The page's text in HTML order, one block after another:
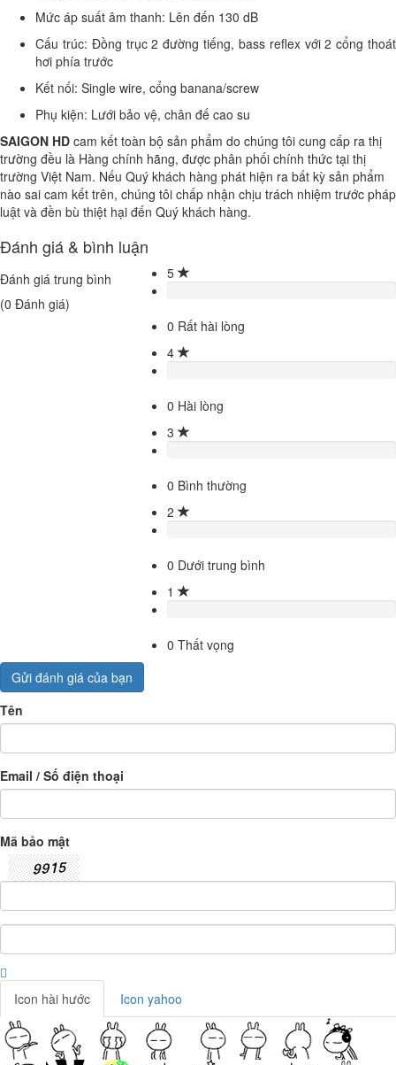
Mức áp suất âm thanh: Lên đến 130 dB
Cấu trúc: Đồng trục 2 đường tiếng, bass reflex với 2 cổng thoát
hơi phía trước
Kết nối: Single wire, cổng banana/screw
Phụ kiện: Lưới bảo vệ, chân đế cao su
SAIGON HD cam kết toàn bộ sản phẩm do chúng tôi cung cấp ra thị
trường đều là Hàng chính hãng, được phân phối chính thức tại thị
trường Việt Nam. Nếu Quý khách hàng phát hiện ra bất kỳ sản phẩm
nào sai cam kết trên, chúng tôi chấp nhận chịu trách nhiệm trước pháp
luật và đền bù thiệt hại đến Quý khách hàng.
Đánh giá & bình luận
Đánh giá trung bình
(0 Đánh giá)
5
0 Rất hài lòng
4
0 Hài lòng
3
0 Bình thường
2
0 Dưới trung bình
1
0 Thất vọng
Gửi đánh giá của bạn
Tên
Email / Số điện thoại
Mã bảo mật
Icon hài hước Icon yahoo